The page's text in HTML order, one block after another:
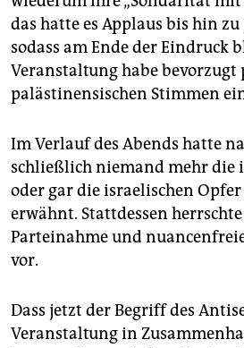
das hatte es Applaus bis hin zu
sodass am Ende der Eindruck
Veranstaltung habe bevorzugt
palästinensischen Stimmen
Im Verlauf des Abends hatte
schließlich niemand mehr die
oder gar die israelischen
erwähnt. Stattdessen
Parteinahme und
vor.
Dass jetzt der Begriff des
Veranstaltung in